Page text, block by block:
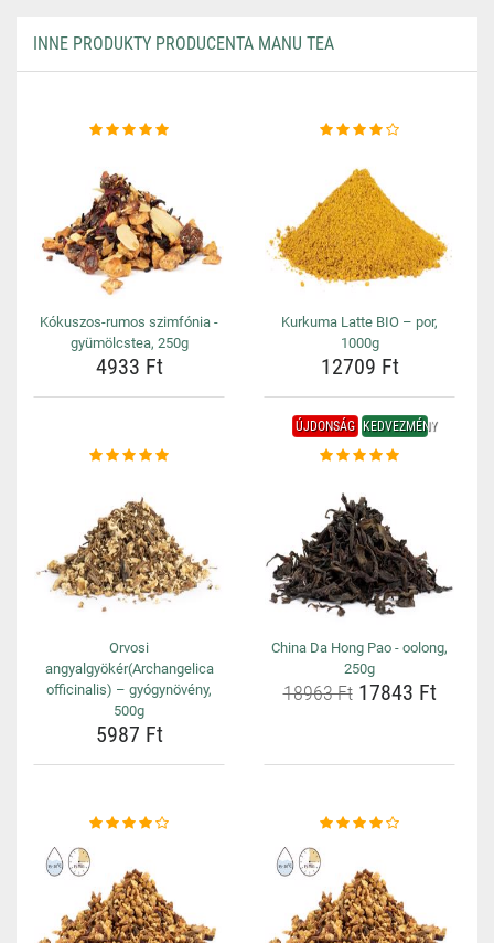
INNE PRODUKTY PRODUCENTA MANU TEA
Kókuszos-rumos szimfónia -
gyümölcstea, 250g
4933 Ft
Kurkuma Latte BIO – por,
1000g
12709 Ft
Orvosi
angyalgyökér(Archangelica
officinalis) – gyógynövény,
500g
5987 Ft
ÚJDONSÁG KEDVEZMÉNY
China Da Hong Pao - oolong,
250g
18963 Ft17843 Ft